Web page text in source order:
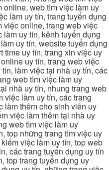
online, web tìm việc làm uy
làm uy tín, trang tuyển dụng
việc online, trang web việc
uy tín, kênh tuyển dụng
uy tín, website tuyển dụng
time uy tín, trang xin việc uy
uy tín, trang web việc
làm việc tại nhà uy tín, các
web tìm việc làm uy
nhà uy tín, nhung trang web
việc làm uy tín, các trang
làm thêm cho sinh viên uy
việc làm thêm tại nhà uy
web tìm việc làm uy
top những trang tìm việc uy
việc làm uy tín, top web
các trang tuyển dụng uy tín
top trang tuyển dụng uy